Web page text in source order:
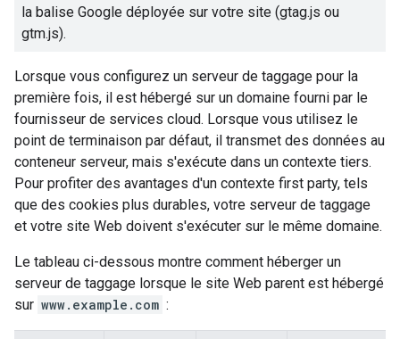
la balise Google déployée sur votre site (gtag.js ou
gtm.js).
Lorsque vous configurez un serveur de taggage pour la
première fois, il est hébergé sur un domaine fourni par le
fournisseur de services cloud. Lorsque vous utilisez le
point de terminaison par défaut, il transmet des données au
conteneur serveur, mais s'exécute dans un contexte tiers.
Pour profiter des avantages d'un contexte first party, tels
que des cookies plus durables, votre serveur de taggage
et votre site Web doivent s'exécuter sur le même domaine.
Le tableau ci-dessous montre comment héberger un
serveur de taggage lorsque le site Web parent est hébergé
sur www.example.com :